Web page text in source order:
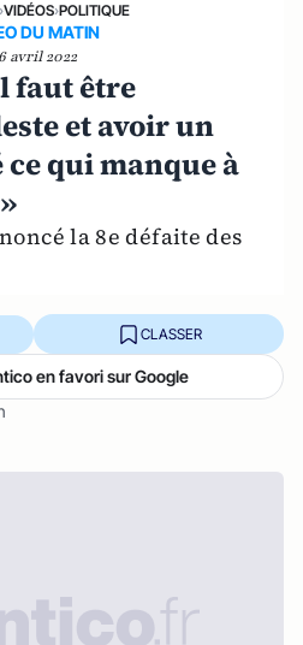
›VIDÉOS›POLITIQUE
DU MATIN
avril 2022
faut être
et avoir un
qui manque à
la 8e défaite des
CLASSER
en favori sur Google